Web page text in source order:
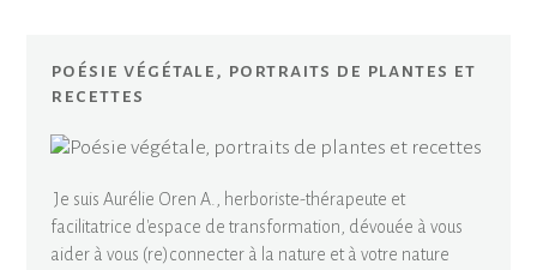
poésie végétale, portraits de plantes et
recettes
Je suis Aurélie Oren A., herboriste-thérapeute et
facilitatrice d'espace de transformation, dévouée à vous
aider à vous (re)connecter à la nature et à votre nature